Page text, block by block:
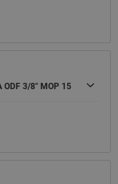
3/8" MOP 15